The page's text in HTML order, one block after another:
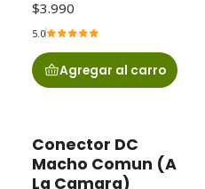
$3.990
5.0
Agregar al carro
Conector DC
Macho Comun (A
La Camara)